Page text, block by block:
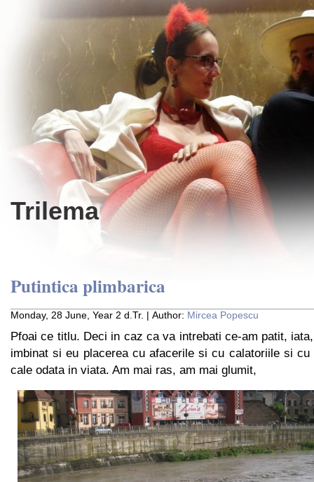
Trilema
Putintica plimbarica
Monday, 28 June, Year 2 d.Tr. | Author: Mircea Popescu
Pfoai ce titlu. Deci in caz ca va intrebati ce-am patit,
imbinat si eu placerea cu afacerile si cu calatoriile si
cale odata in viata. Am mai ras, am mai glumit,